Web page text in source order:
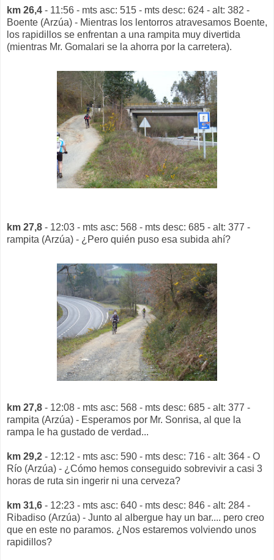
km 26,4 - 11:56 - mts asc: 515 - mts desc: 624 - alt: 382 -
Boente (Arzúa) - Mientras los lentorros atravesamos Boente,
los rapidillos se enfrentan a una rampita muy divertida
(mientras Mr. Gomalari se la ahorra por la carretera).
km 27,8 - 12:03 - mts asc: 568 - mts desc: 685 - alt: 377 -
rampita (Arzúa) - ¿Pero quién puso esa subida ahí?
km 27,8 - 12:08 - mts asc: 568 - mts desc: 685 - alt: 377 -
rampita (Arzúa) - Esperamos por Mr. Sonrisa, al que la
rampa le ha gustado de verdad...
km 29,2 - 12:12 - mts asc: 590 - mts desc: 716 - alt: 364 - O
Río (Arzúa) - ¿Cómo hemos conseguido sobrevivir a casi 3
horas de ruta sin ingerir ni una cerveza?
km 31,6 - 12:23 - mts asc: 640 - mts desc: 846 - alt: 284 -
Ribadiso (Arzúa) - Junto al albergue hay un bar.... pero creo
que en este no paramos. ¿Nos estaremos volviendo unos
rapidillos?